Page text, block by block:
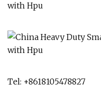
Tel: +8618105478827